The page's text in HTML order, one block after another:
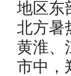
地区东
北方暑
黄淮、
市中，